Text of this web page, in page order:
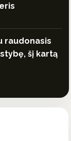
raudonasis
šį kartą